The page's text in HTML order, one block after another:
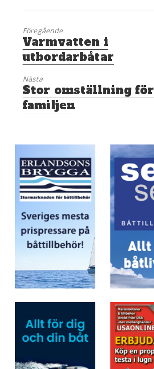
Föregående
Föregående
inlägg:
Varmvatten i
utbordarbåtar
Nästa
Nästa
inlägg:
Stor omställning för
familjen